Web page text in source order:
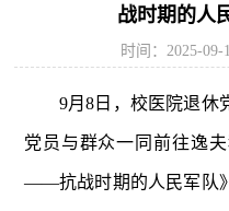
战时期的人
时间：2025-09-
9月8日，校医院退休
党员与群众一同前往逸
——抗战时期的人民军队